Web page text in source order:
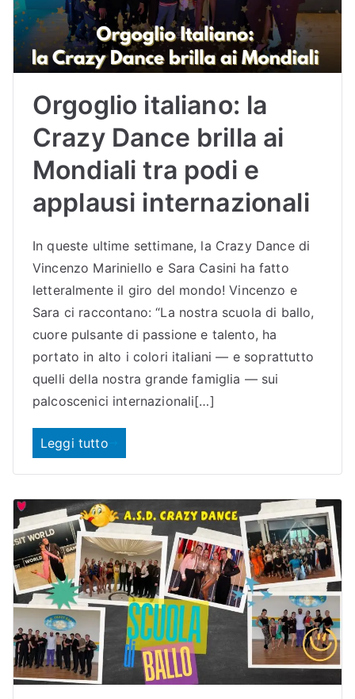
Orgoglio italiano: la
Crazy Dance brilla ai
Mondiali tra podi e
applausi internazionali
In queste ultime settimane, la Crazy Dance di
Vincenzo Mariniello e Sara Casini ha fatto
letteralmente il giro del mondo! Vincenzo e
Sara ci raccontano: “La nostra scuola di ballo,
cuore pulsante di passione e talento, ha
portato in alto i colori italiani — e soprattutto
quelli della nostra grande famiglia — sui
palcoscenici internazionali[…]
Leggi tutto